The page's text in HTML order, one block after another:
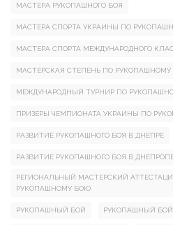
МАСТЕРА РУКОПАШНОГО БОЯ
МАСТЕРА СПОРТА УКРАИНЫ ПО
МАСТЕРА СПОРТА МЕЖДУНАРОДНОГО
МАСТЕРСКАЯ СТЕПЕНЬ ПО
МЕЖДУНАРОДНЫЙ ТУРНИР ПО
ПРИЗЕРЫ ЧЕМПИОНАТА УКРАИНЫ ПО
РАЗВИТИЕ РУКОПАШНОГО БОЯ В ДНЕПРЕ
РАЗВИТИЕ РУКОПАШНОГО БОЯ В
РЕГИОНАЛЬНЫЙ МАСТЕРСКИЙ
РУКОПАШНОМУ БОЮ
РУКОПАШНЫЙ БОЙ РУКОПАШНЫЙ